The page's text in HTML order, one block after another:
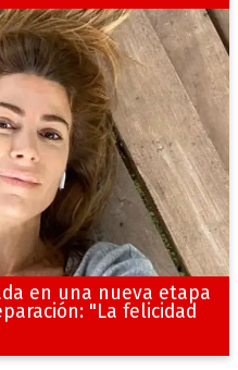
en una nueva etapa
"La felicidad